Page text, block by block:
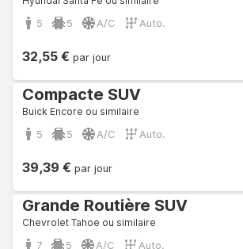
5 5 A/C Auto.
32,55 € par jour
Compacte SUV
Buick Encore ou similaire
5 5 A/C Auto.
39,39 € par jour
Grande Routière SUV
Chevrolet Tahoe ou similaire
7 5 A/C Auto.